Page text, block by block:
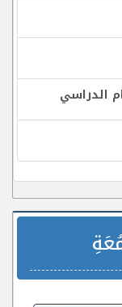
الدراسي